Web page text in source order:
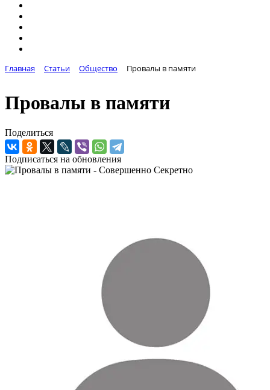
Главная Статьи Общество Провалы в памяти
Провалы в памяти
Поделиться
Подписаться на обновления